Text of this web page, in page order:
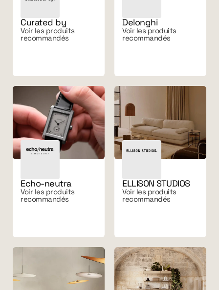
Curated by
Voir les produits
recommandés
Delonghi
Voir les produits
recommandés
Echo-neutra
Voir les produits
recommandés
ELLISON STUDIOS
Voir les produits
recommandés